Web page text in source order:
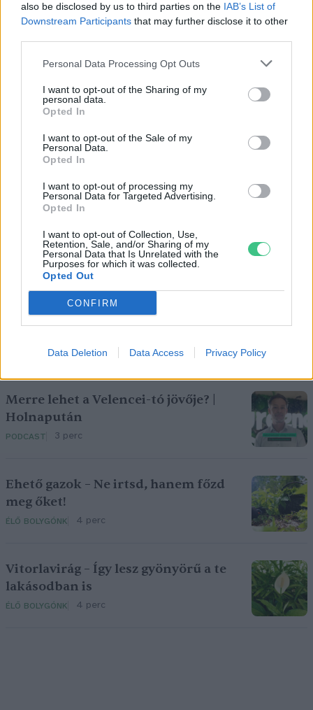
also be disclosed by us to third parties on the IAB’s List of
Downstream Participants that may further disclose it to other
Personal Data Processing Opt Outs
I want to opt-out of the Sharing of my
personal data.
Opted In
I want to opt-out of the Sale of my
Personal Data.
Opted In
I want to opt-out of processing my
Personal Data for Targeted Advertising.
Opted In
I want to opt-out of Collection, Use,
Retention, Sale, and/or Sharing of my
Personal Data that Is Unrelated with the
Purposes for which it was collected.
Opted Out
CONFIRM
Data Deletion Data Access Privacy Policy
jegyezte meg.
Kiemelt kép: canva
Greendex Szemle
A szerző további cikkei
Merre lehet a Velencei-tó jövője? |
Holnapután
PODCAST 3 perc
Ehető gazok – Ne irtsd, hanem főzd
meg őket!
ÉLŐ BOLYGÓNK 4 perc
Vitorlavirág – Így lesz gyönyörű a te
lakásodban is
ÉLŐ BOLYGÓNK 4 perc